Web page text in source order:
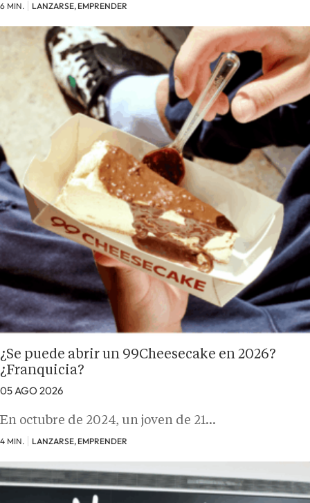
6 MIN. LANZARSE, EMPRENDER
¿Se puede abrir un 99Cheesecake en 2026?
¿Franquicia?
05 AGO 2026
En octubre de 2024, un joven de 21…
4 MIN. LANZARSE, EMPRENDER